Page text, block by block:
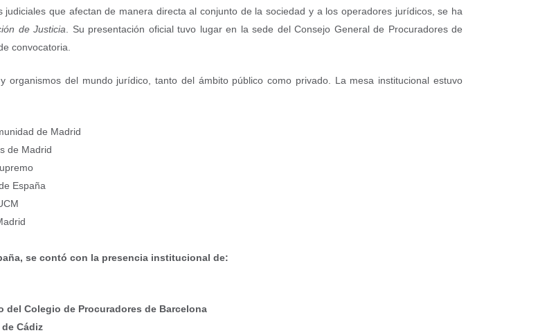
que afectan de manera directa al conjunto de la sociedad y a los operadores jurídicos, se ha
de Justicia . Su presentación oficial tuvo lugar en la sede del Consejo General de Procuradores de
convocatoria.
del mundo jurídico, tanto del ámbito público como privado. La mesa institucional estuvo
de Madrid
de Madrid
España
se contó con la presencia institucional de:
del Colegio de Procuradores de Barcelona
Cádiz